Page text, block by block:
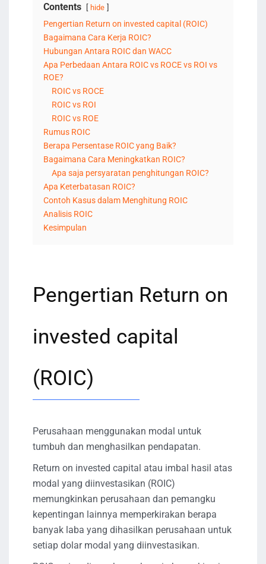
Contents hide
Pengertian Return on invested capital (ROIC)
Bagaimana Cara Kerja ROIC?
Hubungan Antara ROIC dan WACC
Apa Perbedaan Antara ROIC vs ROCE vs ROI vs
ROE?
ROIC vs ROCE
ROIC vs ROI
ROIC vs ROE
Rumus ROIC
Berapa Persentase ROIC yang Baik?
Bagaimana Cara Meningkatkan ROIC?
Apa saja persyaratan penghitungan ROIC?
Apa Keterbatasan ROIC?
Contoh Kasus dalam Menghitung ROIC
Analisis ROIC
Kesimpulan
Pengertian Return on
invested capital
(ROIC)
Perusahaan menggunakan modal untuk
tumbuh dan menghasilkan pendapatan.
Return on invested capital atau imbal hasil atas
modal yang diinvestasikan (ROIC)
memungkinkan perusahaan dan pemangku
kepentingan lainnya memperkirakan berapa
banyak laba yang dihasilkan perusahaan untuk
setiap dolar modal yang diinvestasikan.